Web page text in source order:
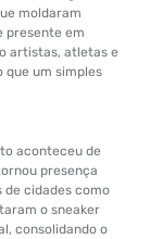
moldaram
presente em
artistas, atletas e
que um simples
aconteceu de
presença
de cidades como
o sneaker
consolidando o